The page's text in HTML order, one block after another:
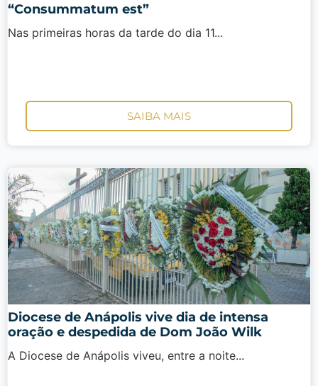
“Consummatum est”
Nas primeiras horas da tarde do dia 11...
SAIBA MAIS
Diocese de Anápolis vive dia de intensa
oração e despedida de Dom João Wilk
A Diocese de Anápolis viveu, entre a noite...